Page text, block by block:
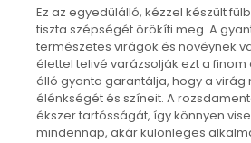
Ásvány ékszerek
Nyaklánc / Medál
Fülbevaló
Karperec
Ékszer szett
Fa ékszerek
Ez az egyedülálló, kézzel készült
tiszta szépségét örökíti meg. A
természetes virágok és növéynek
élettel telivé varázsolják ezt a finom
álló gyanta garantálja, hogy a virág
élénkségét és színeit. A
ékszer tartósságát, így könnyen
mindennap, akár különleges